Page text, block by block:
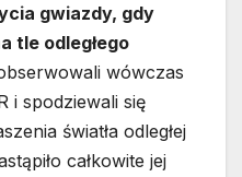
gwiazdy, gdy
tle odległego
wówczas
i spodziewali się
światła odległej
całkowite jej